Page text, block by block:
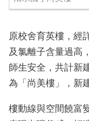
原校舍育英樓，經
及氯離子含量過高
師生安全，共計新
為「尚美樓」，新
樓動線與空間饒富